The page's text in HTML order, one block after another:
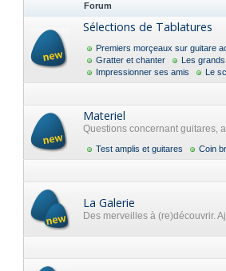
Forum
Sélections de Tablatures
Premiers morçeaux sur guitare
Gratter et chanter
Les
Impressionner ses amis
Le
Materiel
Questions concernant guitares,
Test amplis et guitares Coin
La Galerie
Des merveilles à (re)découvrir.